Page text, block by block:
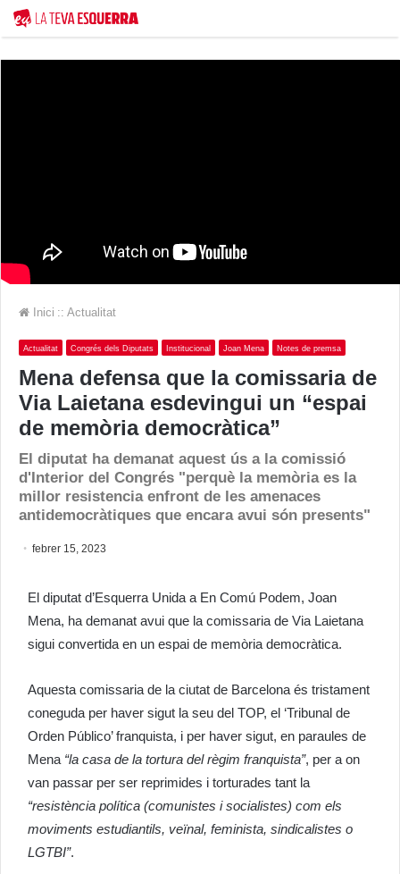
Inici :: Actualitat
Actualitat Congrés dels Diputats Institucional Joan Mena Notes de premsa
Mena defensa que la comissaria de
Via Laietana esdevingui un “espai
de memòria democràtica”
El diputat ha demanat aquest ús a la comissió
d'Interior del Congrés "perquè la memòria es la
millor resistencia enfront de les amenaces
antidemocràtiques que encara avui són presents"
febrer 15, 2023
El diputat d’Esquerra Unida a En Comú Podem, Joan
Mena, ha demanat avui que la comissaria de Via Laietana
sigui convertida en un espai de memòria democràtica.
Aquesta comissaria de la ciutat de Barcelona és tristament
coneguda per haver sigut la seu del TOP, el ‘Tribunal de
Orden Público’ franquista, i per haver sigut, en paraules de
Mena “la casa de la tortura del règim franquista”, per a on
van passar per ser reprimides i torturades tant la
“resistència política (comunistes i socialistes) com els
moviments estudiantils, veïnal, feminista, sindicalistes o
LGTBI”.